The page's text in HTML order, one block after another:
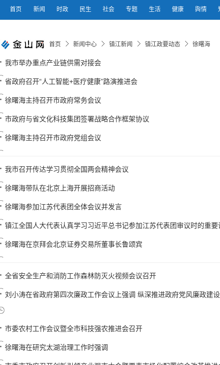
首页 新闻 时政 民生 社会 专题 生活 健康 舆情
首页 新闻中心 镇江新闻 镇江政要动态 徐曙海
我市举办重点产业链供需对接会
省政府召开“人工智能+医疗健康”路演推进会
徐曙海主持召开市政府常务会议
市政府与省文化科技集团签署战略合作框架协议
徐曙海主持召开市政府党组会议
我市召开传达学习贯彻全国两会精神会议
徐曙海带队在北京上海开展招商活动
徐曙海参加江苏代表团全体会议并发言
镇江全国人大代表认真学习习近平总书记参加江苏代表团审议时的重要
徐曙海在京拜会北京证券交易所董事长鲁颂宾
全省安全生产和消防工作森林防灭火视频会议召开
刘小涛在省政府第四次廉政工作会议上强调 纵深推进政府党风廉政建
市委农村工作会议暨全市科技强农推进会召开
徐曙海在研究太湖治理工作时强调